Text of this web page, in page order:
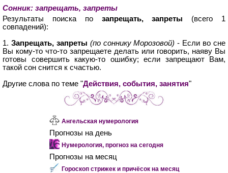
Сонник: запрещать, запреты
Результаты поиска по запрещать, запреты (всего 1
совпадений):
1. Запрещать, запреты (по соннику Морозовой) - Если во сне
Вы кому-то что-то запрещаете делать или говорить, наяву Вы
готовы совершить какую-то ошибку; если запрещают Вам,
такой сон снится к счастью.
Другие слова по теме "Действия, события, занятия"
Ангельская нумерология
Прогнозы на день
Нумерология, прогноз на сегодня
Прогнозы на месяц
Гороскоп стрижек и причёсок на месяц